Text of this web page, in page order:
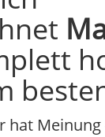
hat Meinung